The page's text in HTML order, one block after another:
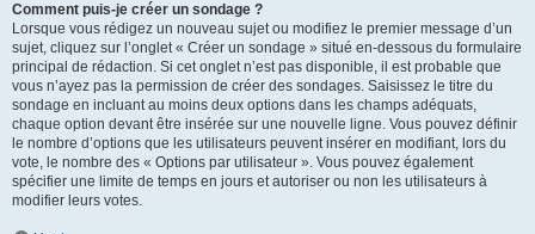
Comment puis-je créer un sondage ?
Lorsque vous rédigez un nouveau sujet ou modifiez le premier message d’un
sujet, cliquez sur l’onglet « Créer un sondage » situé en-dessous du formulaire
principal de rédaction. Si cet onglet n’est pas disponible, il est probable que
vous n’ayez pas la permission de créer des sondages. Saisissez le titre du
sondage en incluant au moins deux options dans les champs adéquats,
chaque option devant être insérée sur une nouvelle ligne. Vous pouvez définir
le nombre d’options que les utilisateurs peuvent insérer en modifiant, lors du
vote, le nombre des « Options par utilisateur ». Vous pouvez également
spécifier une limite de temps en jours et autoriser ou non les utilisateurs à
modifier leurs votes.